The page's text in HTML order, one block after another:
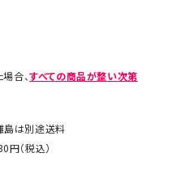
合、すべての商品が整い次第
島は別途送料
円（税込）